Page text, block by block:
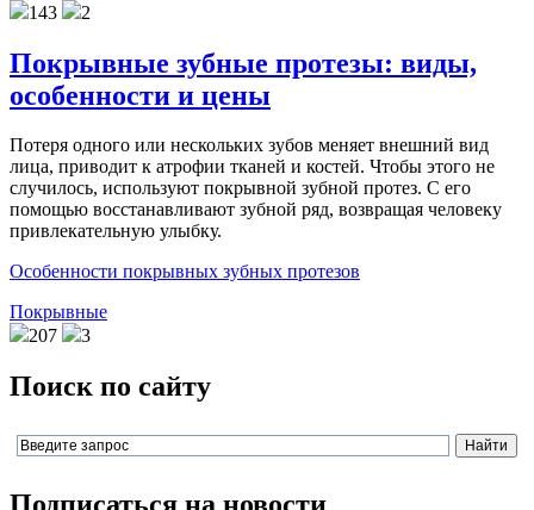
143
2
Покрывные зубные протезы: виды,
особенности и цены
Потеря одного или нескольких зубов меняет внешний вид
лица, приводит к атрофии тканей и костей. Чтобы этого не
случилось, используют покрывной зубной протез. С его
помощью восстанавливают зубной ряд, возвращая человеку
привлекательную улыбку.
Особенности покрывных зубных протезов
Покрывные
207
3
Поиск по сайту